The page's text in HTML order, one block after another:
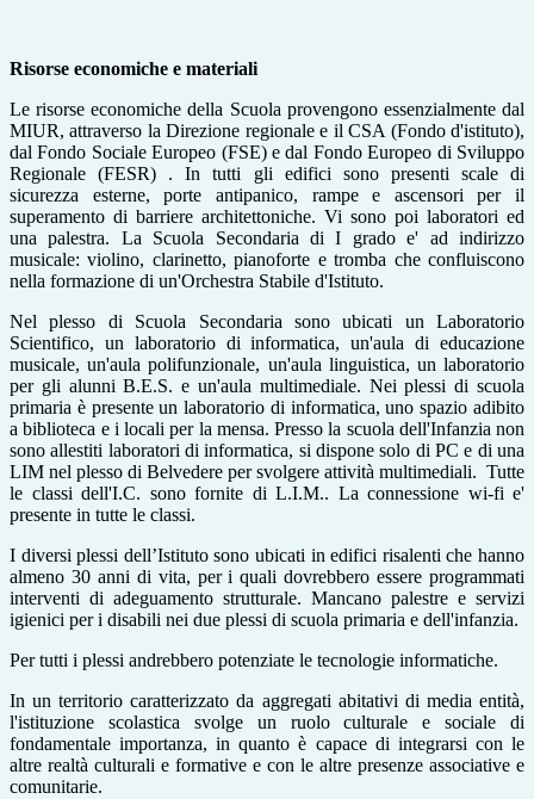
Risorse economiche e materiali
Le risorse economiche della Scuola provengono essenzialmente dal
MIUR, attraverso la Direzione regionale e il CSA (Fondo d'istituto),
dal Fondo Sociale Europeo (FSE) e dal Fondo Europeo di Sviluppo
Regionale (FESR) . In tutti gli edifici sono presenti scale di
sicurezza esterne, porte antipanico, rampe e ascensori per il
superamento di barriere architettoniche. Vi sono poi laboratori ed
una palestra. La Scuola Secondaria di I grado e' ad indirizzo
musicale: violino, clarinetto, pianoforte e tromba che confluiscono
nella formazione di un'Orchestra Stabile d'Istituto.
Nel plesso di Scuola Secondaria sono ubicati un Laboratorio
Scientifico, un laboratorio di informatica, un'aula di educazione
musicale, un'aula polifunzionale, un'aula linguistica, un laboratorio
per gli alunni B.E.S. e un'aula multimediale. Nei plessi di scuola
primaria è presente un laboratorio di informatica, uno spazio adibito
a biblioteca e i locali per la mensa. Presso la scuola dell'Infanzia non
sono allestiti laboratori di informatica, si dispone solo di PC e di una
LIM nel plesso di Belvedere per svolgere attività multimediali. Tutte
le classi dell'I.C. sono fornite di L.I.M.. La connessione wi-fi e'
presente in tutte le classi.
I diversi plessi dell’Istituto sono ubicati in edifici risalenti che hanno
almeno 30 anni di vita, per i quali dovrebbero essere programmati
interventi di adeguamento strutturale. Mancano palestre e servizi
igienici per i disabili nei due plessi di scuola primaria e dell'infanzia.
Per tutti i plessi andrebbero potenziate le tecnologie informatiche.
In un territorio caratterizzato da aggregati abitativi di media entità,
l'istituzione scolastica svolge un ruolo culturale e sociale di
fondamentale importanza, in quanto è capace di integrarsi con le
altre realtà culturali e formative e con le altre presenze associative e
comunitarie.